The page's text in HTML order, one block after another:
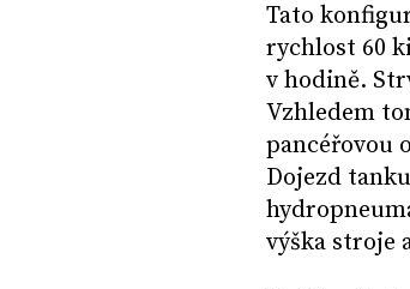
Tato
rychlost 60
v hodině.
Vzhledem
pancéřovou
Dojezd
výška stroje